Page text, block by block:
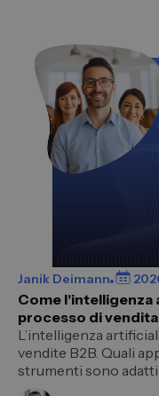
Janik Deimann
Come l'intelligenza
processo di
L’intelligenza
vendite B2B. Quali
strumenti sono adatti